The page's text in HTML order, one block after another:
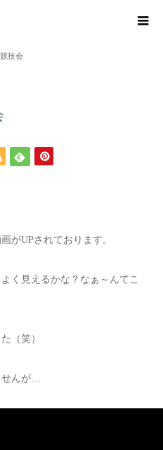
技会
がUPされております。
く見えるかな？なぁ～んてこ
（笑）
せんが…